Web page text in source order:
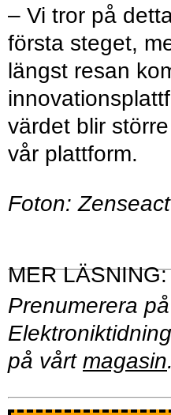
– Vi tror på
första steget,
längst resan
värdet blir
vår plattform.
Foton: Zenseact
Prenumerera på
på vårt magasin.